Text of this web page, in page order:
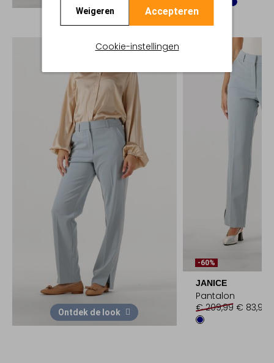
Weigeren Accepteren
Cookie-instellingen
Ontdek de look
-60%
JANICE
Pantalon
€ 209,99 € 83,99